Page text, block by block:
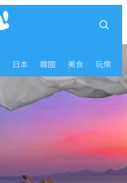
日本 韓國 美食 玩樂